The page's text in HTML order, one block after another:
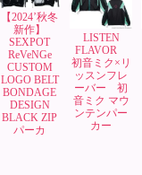
【2024’秋冬
新作】
SEXPOT
ReVeNGe
CUSTOM
LOGO BELT
BONDAGE
DESIGN
BLACK ZIP
パーカ
LISTEN
FLAVOR
初音ミク×リ
ッスンフレ
ーバー 初
音ミク マウ
ンテンパー
カー